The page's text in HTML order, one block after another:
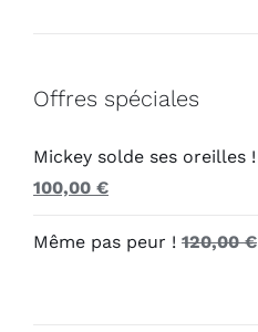
Offres spéciales
Mickey solde ses oreilles !
Le
initial
100,00 €Le
actuel
Même pas peur ! 120,00€